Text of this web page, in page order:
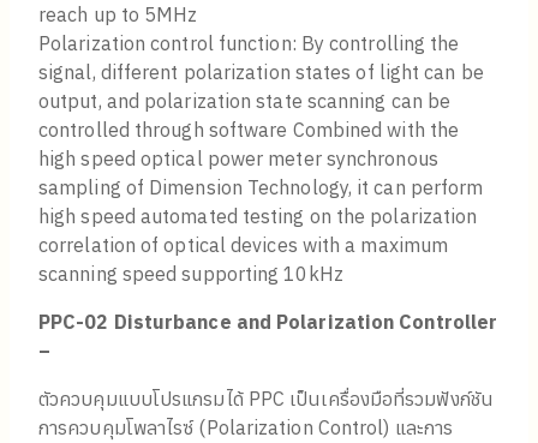
reach up to 5MHz
Polarization control function: By controlling the
signal, different polarization states of light can be
output, and polarization state scanning can be
controlled through software Combined with the
high speed optical power meter synchronous
sampling of Dimension Technology, it can perform
high speed automated testing on the polarization
correlation of optical devices with a maximum
scanning speed supporting 10kHz
PPC-02 Disturbance and Polarization Controller
–
ตัวควบคุมแบบโปรแกรมได้ PPC เป็นเครื่องมือที่รวมฟังก์ชัน
การควบคุมโพลาไรซ์ (Polarization Control) และการ